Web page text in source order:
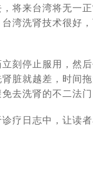
将来台湾将无一
湾洗肾技术很好
刻停止服用，然
脏就越差，时间
去洗肾的不二法门
疗日志中，让读